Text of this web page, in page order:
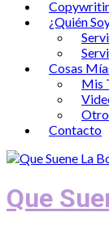
¿Quién
Cosas
Mis
Contacto
Que